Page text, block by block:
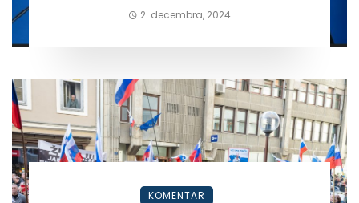
2. decembra, 2024
KOMENTAR